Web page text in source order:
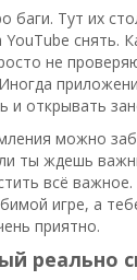
баги. Тут их
снять.
не
и открывать
можно
ты ждешь
всё
игре, а
приятно.
реально